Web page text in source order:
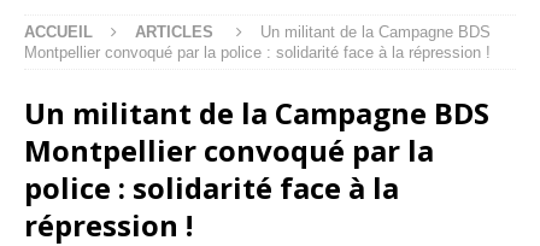
ACCUEIL ARTICLES
Un militant de la Campagne BDS
Montpellier convoqué par la police : solidarité face à la répression !
Un militant de la Campagne BDS
Montpellier convoqué par la
police : solidarité face à la
répression !